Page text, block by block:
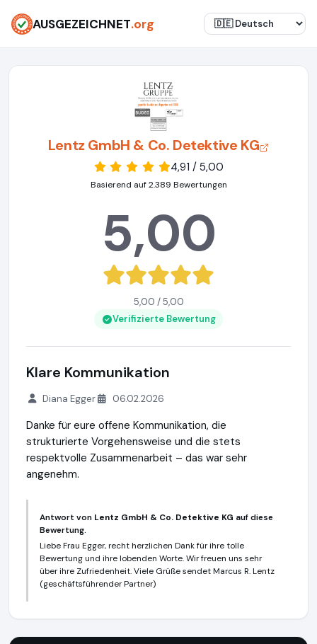
AUSGEZEICHNET.org
Lentz GmbH & Co. Detektive KG
4,91 / 5,00
Basierend auf 2.389 Bewertungen
5,00
5,00 / 5,00
Verifizierte Bewertung
Klare Kommunikation
Diana Egger 06.02.2026
Danke für eure offene Kommunikation, die
strukturierte Vorgehensweise und die stets
respektvolle Zusammenarbeit – das war sehr
angenehm.
Antwort von Lentz GmbH & Co. Detektive KG auf diese
Bewertung.
Liebe Frau Egger, recht herzlichen Dank für ihre tolle
Bewertung und ihre lobenden Worte. Wir freuen uns sehr
über ihre Zufriedenheit. Viele Grüße sendet Marcus R. Lentz
(geschäftsführender Partner)